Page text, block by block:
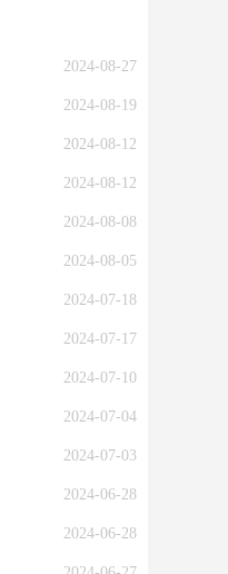
2024-08-27
2024-08-19
2024-08-12
2024-08-12
2024-08-08
2024-08-05
2024-07-18
2024-07-17
2024-07-10
2024-07-04
2024-07-03
2024-06-28
2024-06-28